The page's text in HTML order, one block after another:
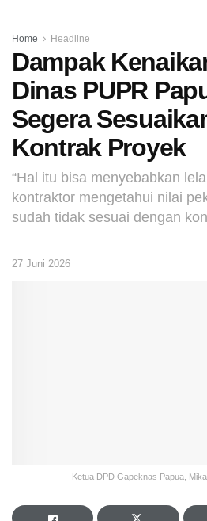
Home Headline
Dampak
Dinas PUPR
Segera
Kontrak Proyek
“Hal itu bisa menyebabkan
kontraktor mengetahui nilai
sudah tidak sesuai dengan
27 Juni 2026
Ketua DPD Gapeknas Papua,